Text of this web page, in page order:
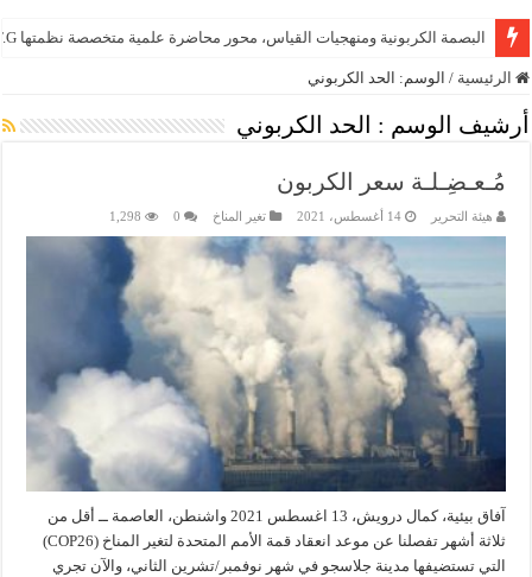
البصمة الكربونية ومنهجيات القياس، محور محاضرة علمية متخصصة نظمتها E.T.G
الرئيسية / الوسم: الحد الكربوني
أرشيف الوسم : الحد الكربوني
مُـعـضِـلـة سعر الكربون
هيئة التحرير 14 أغسطس، 2021 تغير المناخ 0
1,298
آفاق بيئية، كمال درويش، 13 اغسطس 2021 واشنطن، العاصمة ــ أقل من
ثلاثة أشهر تفصلنا عن موعد انعقاد قمة الأمم المتحدة لتغير المناخ (COP26)
التي تستضيفها مدينة جلاسجو في شهر نوفمبر/تشرين الثاني، والآن تجري